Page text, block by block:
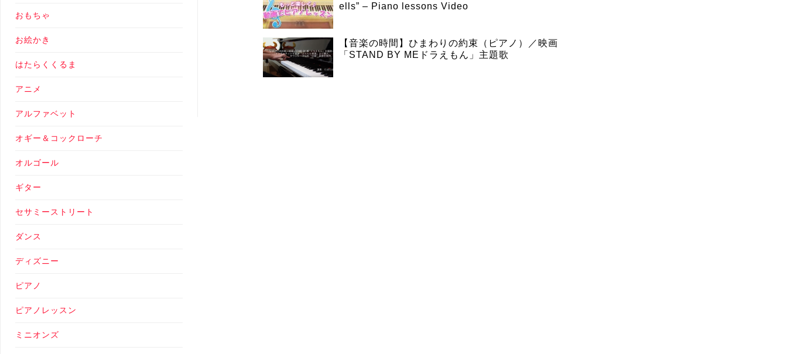
ells” – Piano lessons Video
【音楽の時間】ひまわりの約束（ピアノ）／映画
「STAND BY MEドラえもん」主題歌
おもちゃ
お絵かき
はたらくくるま
アニメ
アルファベット
オギー＆コックローチ
オルゴール
ギター
セサミーストリート
ダンス
ディズニー
ピアノ
ピアノレッスン
ミニオンズ